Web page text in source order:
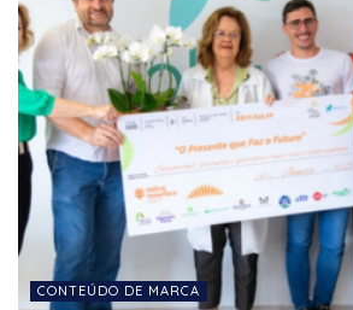
CONTEÚDO DE MARCA